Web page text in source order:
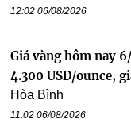
12:02 06/08/2026
Giá vàng hôm nay
4.300 USD/ounce,
Hòa Bình
11:02 06/08/2026